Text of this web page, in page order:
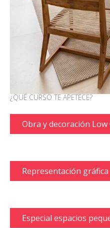
¿QUÉ CURSO TE APETECE?
Obra y decoración Low
Representación
Especial espacios